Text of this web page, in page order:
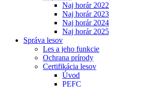
Naj horár 2022
Naj horár 2023
Naj horár 2024
Naj horár 2025
Správa lesov
Les a jeho funkcie
Ochrana prírody
Certifikácia lesov
Úvod
PEFC